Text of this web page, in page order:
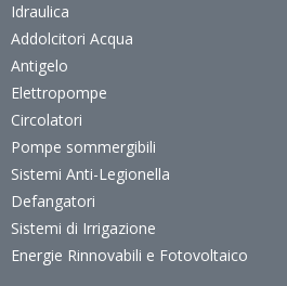
Idraulica
Addolcitori Acqua
Antigelo
Elettropompe
Circolatori
Pompe sommergibili
Sistemi Anti-Legionella
Defangatori
Sistemi di Irrigazione
Energie Rinnovabili e Fotovoltaico